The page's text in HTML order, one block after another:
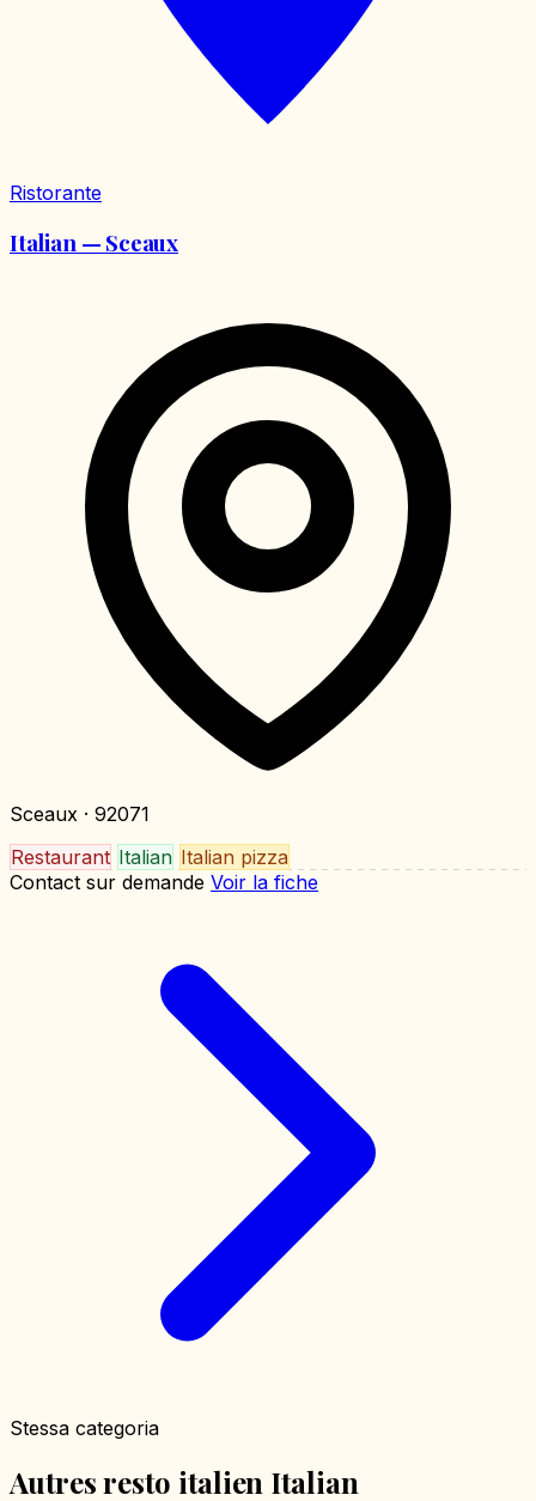
Ristorante
Italian — Sceaux
Sceaux · 92071
Restaurant Italian Italian pizza
Contact sur demande Voir la fiche
Stessa categoria
Autres resto italien Italian